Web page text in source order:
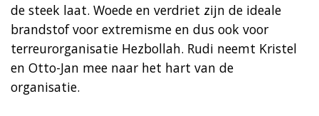
de steek laat. Woede en verdriet zijn de ideale
brandstof voor extremisme en dus ook voor
terreurorganisatie Hezbollah. Rudi neemt Kristel
en Otto-Jan mee naar het hart van de
organisatie.